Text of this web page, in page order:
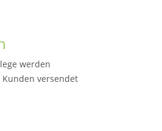
werden
versendet